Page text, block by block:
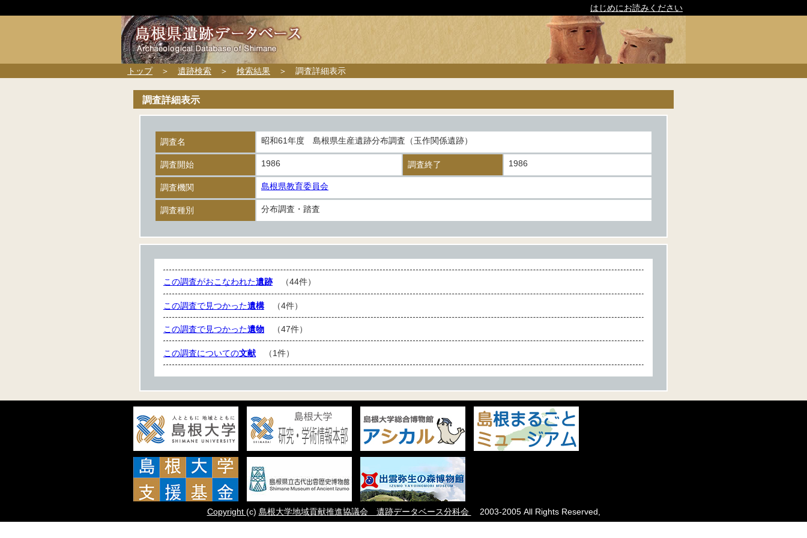
はじめにお読みください
トップ＞ 遺跡検索 ＞ 検索結果 ＞ 調査詳細表示
調査詳細表示
調査名 昭和61年度 島根県生産遺跡分布調査（玉作関係遺跡）
調査開始 1986 調査終了 1986
調査機関 島根県教育委員会
調査種別 分布調査・踏査
この調査がおこなわれた遺跡（44件）
この調査で見つかった遺構（4件）
この調査で見つかった遺物 （47件）
この調査についての文献 （1件）
Copyright (c) 島根大学地域貢献推進協議会 遺跡データベース分科会 2003-2005 All Rights Reserved,